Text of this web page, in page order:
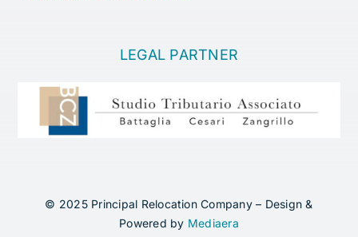
LEGAL PARTNER
© 2025 Principal Relocation Company – Design &
Powered by Mediaera